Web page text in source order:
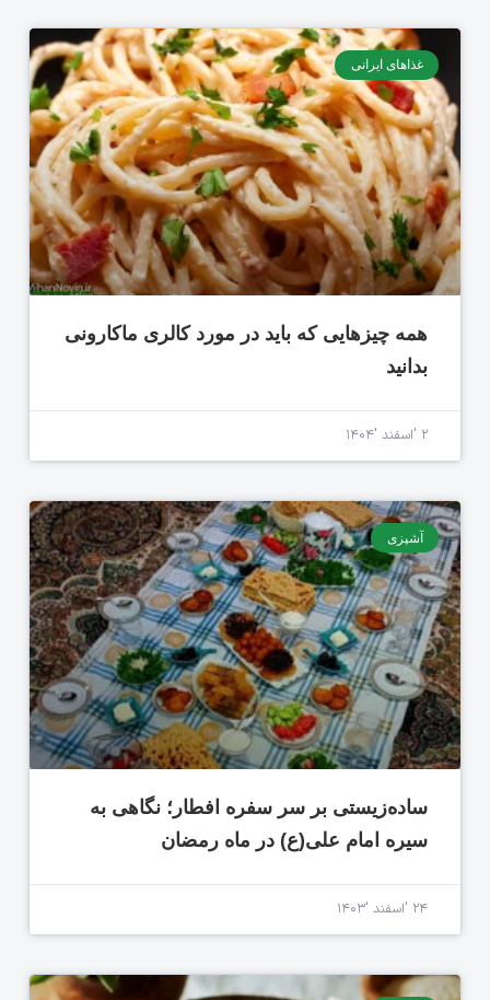
غذاهای ایرانی
همه چیزهایی که باید در مورد کالری ماکارونی
بدانید
۲ 'اسفند '۱۴۰۴
آشپزی
ساده‌زیستی بر سر سفره افطار؛ نگاهی به
سیره امام علی(ع) در ماه رمضان
۲۴ 'اسفند '۱۴۰۳